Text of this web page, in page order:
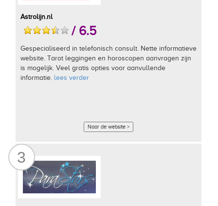
Astrolijn.nl
/ 6.5
Gespecialiseerd in telefonisch consult. Nette informatieve
website. Tarot leggingen en horoscopen aanvragen zijn
is mogelijk. Veel gratis opties voor aanvullende
informatie. lees verder
Naar de website >
3